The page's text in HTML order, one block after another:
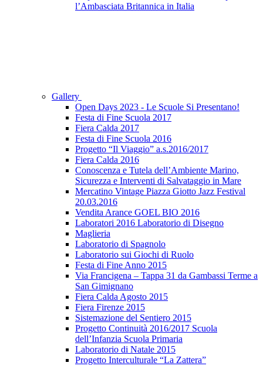
l’Ambasciata Britannica in Italia
Gallery
Open Days 2023 - Le Scuole Si Presentano!
Festa di Fine Scuola 2017
Fiera Calda 2017
Festa di Fine Scuola 2016
Progetto “Il Viaggio” a.s.2016/2017
Fiera Calda 2016
Conoscenza e Tutela dell’Ambiente Marino,
Sicurezza e Interventi di Salvataggio in Mare
Mercatino Vintage Piazza Giotto Jazz Festival
20.03.2016
Vendita Arance GOEL BIO 2016
Laboratori 2016 Laboratorio di Disegno
Maglieria
Laboratorio di Spagnolo
Laboratorio sui Giochi di Ruolo
Festa di Fine Anno 2015
Via Francigena – Tappa 31 da Gambassi Terme a
San Gimignano
Fiera Calda Agosto 2015
Fiera Firenze 2015
Sistemazione del Sentiero 2015
Progetto Continuità 2016/2017 Scuola
dell’Infanzia Scuola Primaria
Laboratorio di Natale 2015
Progetto Interculturale “La Zattera”